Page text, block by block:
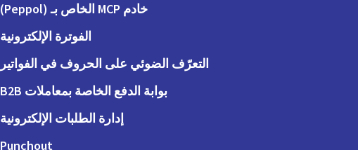
خادم MCP الخاص بـ (Peppol)
الفوترة الإلكترونية
التعرّف الضوئي على الحروف في الفواتير
بوابة الدفع الخاصة بمعاملات B2B
إدارة الطلبات الإلكترونية
Punchout